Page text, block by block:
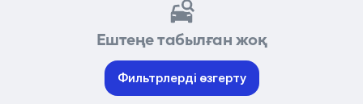
Ештеңе табылған жоқ
Фильтрлерді өзгерту